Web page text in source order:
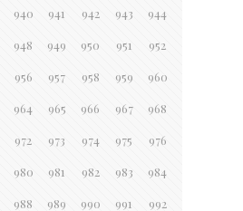
940 941 942 943 944
948 949 950 951 952
956 957 958 959 960
964 965 966 967 968
972 973 974 975 976
980 981 982 983 984
988 989 990 991 992